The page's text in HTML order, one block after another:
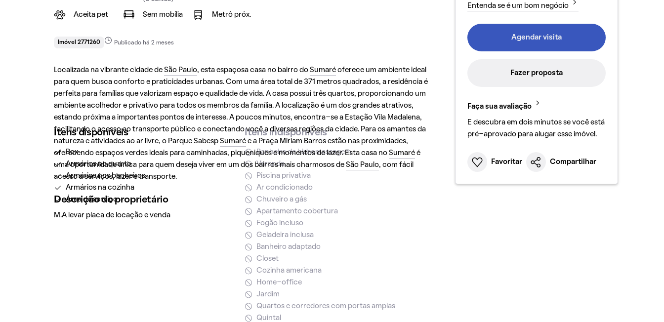
Aceita pet Sem mobília Metrô próx.
Imóvel 2771260 Publicado há 2 meses
Localizada na vibrante cidade de São Paulo, esta espaçosa casa no bairro do Sumaréoferece um ambiente ideal
para quem busca conforto e praticidades urbanas. Com uma área total de 371 metros quadrados, a residência é
perfeita para famílias que valorizam espaço e qualidade de vida. A casa possui três quartos, proporcionando um
ambiente acolhedor e privativo para todos os membros da família. A localização é um dos grandes atrativos,
estando próxima a importantes pontos de interesse. A poucos minutos, encontra-se a Estação Vila Madalena,
facilitando o acesso ao transporte público e conectando você a diversas regiões da cidade. Para os amantes da
natureza e atividades ao ar livre, o Parque Sabesp Sumarée a Praça Miriam Barros estão nas proximidades,
oferecendo espaços verdes ideais para caminhadas, piqueniques e momentos de lazer. Esta casa no Sumaréé
uma oportunidade única para quem deseja viver em um dos bairros mais charmosos de São Paulo, com fácil
acesso a serviços, lazer e transporte.
Descrição do proprietário
M.A levar placa de locação e venda
Itens disponíveis
Box
Armários no quarto
Armários nos banheiros
Armários na cozinha
Área de serviço
Itens indisponíveis
Banheira de hidromassagem
Varanda
Piscina privativa
Ar condicionado
Chuveiro a gás
Apartamento cobertura
Fogão incluso
Geladeira inclusa
Banheiro adaptado
Closet
Cozinha americana
Home-office
Jardim
Quartos e corredores com portas amplas
Quintal
Entenda se é um bom negócio
Agendar visita
Fazer proposta
Faça sua avaliação
E descubra em dois minutos se você está
pré-aprovado para alugar esse imóvel.
Favoritar Compartilhar